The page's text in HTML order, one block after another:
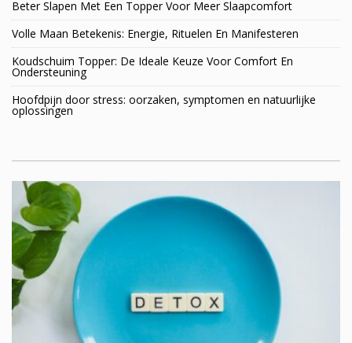
Beter Slapen Met Een Topper Voor Meer Slaapcomfort
Volle Maan Betekenis: Energie, Rituelen En Manifesteren
Koudschuim Topper: De Ideale Keuze Voor Comfort En
Ondersteuning
Hoofdpijn door stress: oorzaken, symptomen en natuurlijke
oplossingen